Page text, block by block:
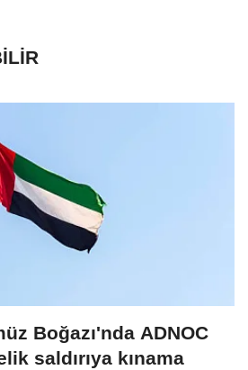
Boğazı'nda ADNOC
saldırıya kınama